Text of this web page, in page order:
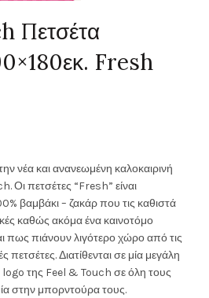
Πετσέτα
Fresh
νέα και ανανεωμένη καλοκαιρινή
Οι πετσέτες “Fresh” είναι
βαμβάκι – ζακάρ που τις καθιστά
καθώς ακόμα ένα καινοτόμο
πως πιάνουν λιγότερο χώρο από τις
Διατίθενται σε μία μεγάλη
logo της Feel & Touch σε όλη τους
στην μπορντούρα τους.